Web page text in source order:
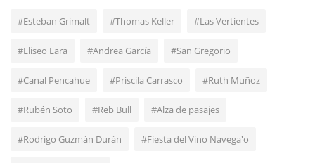
#Esteban Grimalt #Thomas Keller #Las Vertientes
#Eliseo Lara #Andrea García #San Gregorio
#Canal Pencahue #Priscila Carrasco #Ruth Muñoz
#Rubén Soto #Reb Bull #Alza de pasajes
#Rodrigo Guzmán Durán #Fiesta del Vino Navega'o